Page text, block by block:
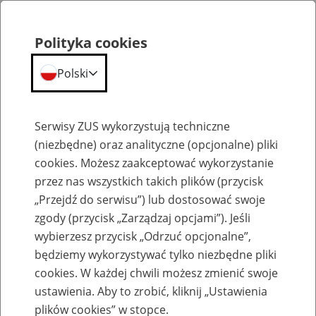
Aktualności
800+ od stycznia 2024 r. bez
dodatkowych wniosków
Polityka cookies
Polski
Serwisy ZUS wykorzystują techniczne
(niezbędne) oraz analityczne (opcjonalne) pliki
cookies. Możesz zaakceptować wykorzystanie
przez nas wszystkich takich plików (przycisk
„Przejdź do serwisu”) lub dostosować swoje
zgody (przycisk „Zarządzaj opcjami”). Jeśli
wybierzesz przycisk „Odrzuć opcjonalne”,
będziemy wykorzystywać tylko niezbędne pliki
cookies. W każdej chwili możesz zmienić swoje
ustawienia. Aby to zrobić, kliknij „Ustawienia
plików cookies” w stopce.